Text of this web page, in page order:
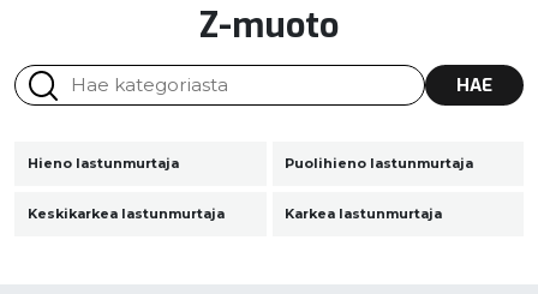
Z-muoto
HAE
Hieno lastunmurtaja Puolihieno lastunmurtaja
Keskikarkea lastunmurtaja Karkea lastunmurtaja